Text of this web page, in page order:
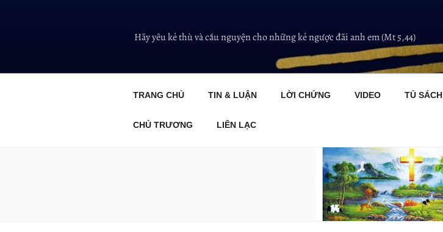
Hãy yêu kẻ thù và cầu nguyện cho những kẻ ngược đãi anh em (Mt 5,44)
TRANG CHỦ TIN & LUẬN LỜI CHỨNG VIDEO TỦ SÁCH
CHỦ TRƯƠNG LIÊN LẠC